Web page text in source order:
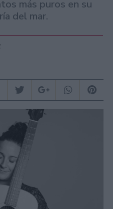
más puros en su
del mar.